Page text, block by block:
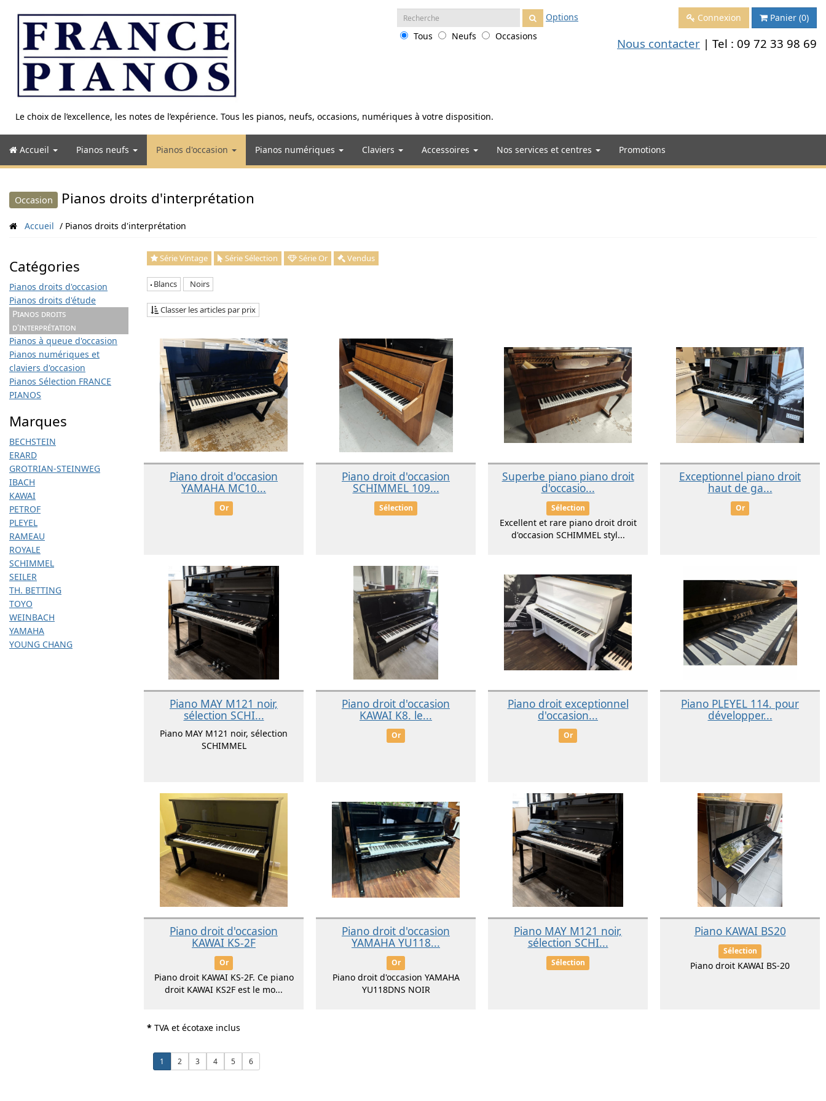
contenu
Le choix de l’excellence, les notes de l’expérience. Tous les pianos, neufs, occasions, numériques à votre disposition.
Recherche
:
Options
Tous
Neufs Occasions
Connexion Panier (0)
Nous contacter | Tel : 09 72 33 98 69
Accueil Pianos neufs Pianos d'occasion Pianos numériques Claviers Accessoires Nos services et centres Promotions
Occasion Pianos droits d'interprétation
Accueil Pianos droits d'interprétation
Catégories
Pianos droits d'occasion
Pianos droits d'étude
Pianos droits
d'interprétation
Pianos à queue d'occasion
Pianos numériques et
claviers d'occasion
Pianos Sélection FRANCE
PIANOS
Marques
BECHSTEIN
ERARD
GROTRIAN-STEINWEG
IBACH
KAWAI
PETROF
PLEYEL
RAMEAU
ROYALE
SCHIMMEL
SEILER
TH. BETTING
TOYO
WEINBACH
YAMAHA
YOUNG CHANG
Série Vintage Série Sélection Série Or Vendus
Blancs Noirs
Classer les articles par prix
Piano droit d'occasion
YAMAHA MC10...
Or
Piano droit d'occasion
SCHIMMEL 109...
Sélection
Superbe piano piano droit
d'occasio...
Sélection
Excellent et rare piano droit droit
d'occasion SCHIMMEL styl...
Exceptionnel piano droit
haut de ga...
Or
Piano MAY M121 noir,
sélection SCHI...
Piano MAY M121 noir, sélection
SCHIMMEL
Piano droit d'occasion
KAWAI K8. le...
Or
Piano droit exceptionnel
d'occasion...
Or
Piano PLEYEL 114. pour
développer...
Piano droit d'occasion
KAWAI KS-2F
Or
Piano droit KAWAI KS-2F. Ce piano
droit KAWAI KS2F est le mo...
Piano droit d'occasion
YAMAHA YU118...
Or
Piano droit d'occasion YAMAHA
YU118DNS NOIR
Piano MAY M121 noir,
sélection SCHI...
Sélection
Piano KAWAI BS20
Sélection
Piano droit KAWAI BS-20
* TVA et écotaxe inclus
1 2 3 4 5 6